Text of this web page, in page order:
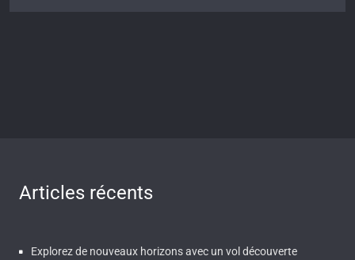
Articles récents
Explorez de nouveaux horizons avec un vol découverte